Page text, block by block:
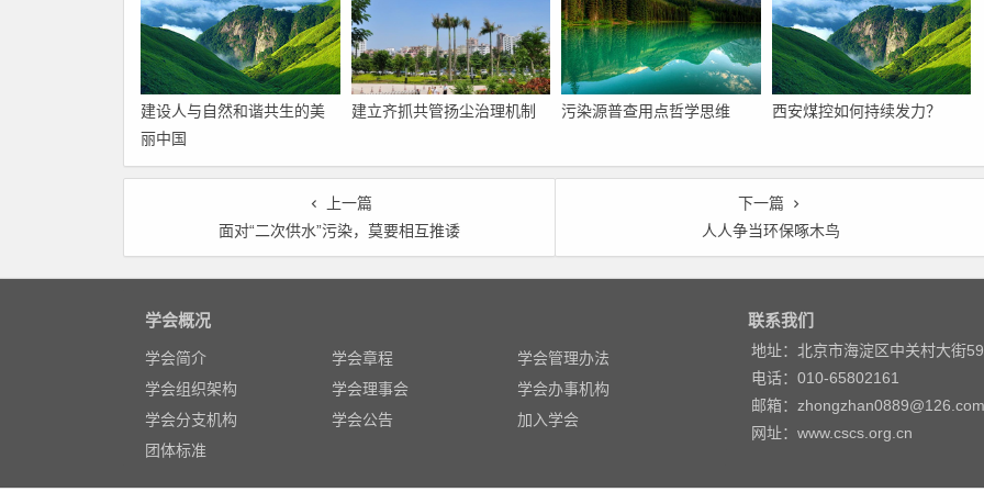
建设人与自然和谐共生的美
丽中国
建立齐抓共管扬尘治理机制 污染源普查用点哲学思维 西安煤控如何持续发力？
上一篇
面对“二次供水”污染，莫要相互推诿
下一篇
人人争当环保啄木鸟
学会概况
学会简介 学会章程
学会管理办法
学会组织架构
学会理事会
学会办事机构
学会分支机构
学会公告
加入学会
团体标准
联系我们
地址：北京市海淀区中关村大街
电话：010-65802161
邮箱：zhongzhan0889@126.com
网址：www.cscs.org.cn